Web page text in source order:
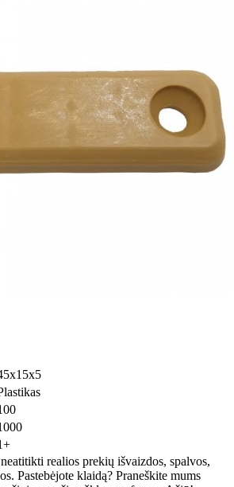
realios prekių išvaizdos, spalvos,
Pastebėjote klaidą? Praneškite mums